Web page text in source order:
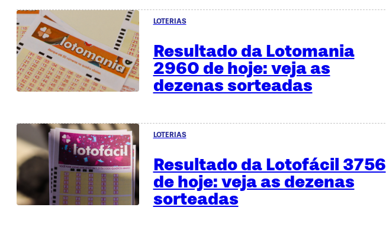
LOTERIAS
Resultado da Lotomania
2960 de hoje: veja as
dezenas sorteadas
LOTERIAS
Resultado da Lotofácil 3756
de hoje: veja as dezenas
sorteadas